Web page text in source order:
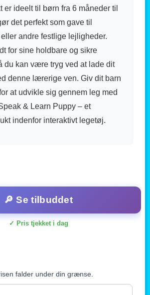
er ideelt til børn fra 6 måneder til
det perfekt som gave til
andre festlige lejligheder.
for sine holdbare og sikre
du kan være tryg ved at lade dit
denne lærerige ven. Giv dit barn
at udvikle sig gennem leg med
& Learn Puppy – et
indenfor interaktivt legetøj.
🔎 Se tilbuddet
✓ Pris tjekket i dag
falder under din grænse.